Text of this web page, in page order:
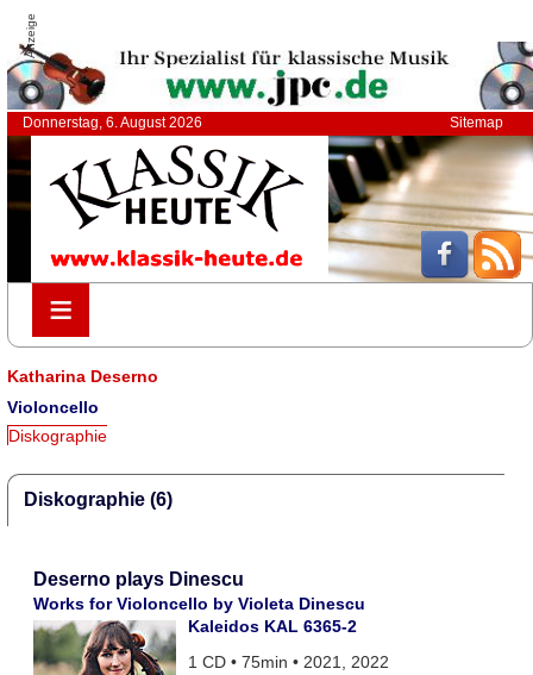
Anzeige
Donnerstag, 6. August 2026 Sitemap
≡
≡
Katharina Deserno
Violoncello
Diskographie
Diskographie (6)
Deserno plays Dinescu
Works for Violoncello by Violeta Dinescu
Kaleidos KAL 6365-2
1 CD • 75min • 2021, 2022